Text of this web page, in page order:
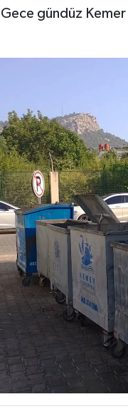
gündüz Kemer